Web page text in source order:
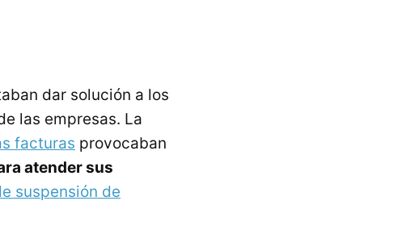
dar solución a los
las empresas. La
facturas provocaban
atender sus
suspensión de